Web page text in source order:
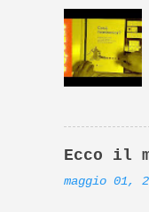
Ecco il
maggio 01,